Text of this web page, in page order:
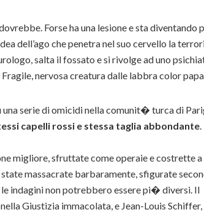
Forse ha una lesione e sta diventando
dell’ago che penetra nel suo cervello la
salta il fossato e si rivolge ad uno
nervosa creatura dalle labbra color
serie di omicidi nella comunit� turca di
capelli rossi e stessa taglia abbondante
migliore, sfruttate come operaie e costrette
massacrate barbaramente, sfigurate
indagini non potrebbero essere pi� diversi. Il
Giustizia immacolata, e Jean-Louis